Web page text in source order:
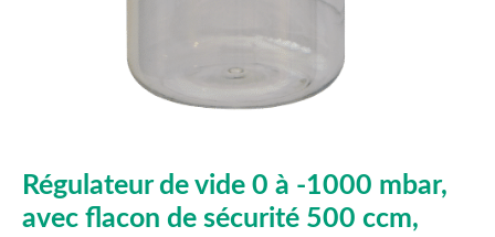
Régulateur de vide 0 à -1000 mbar,
avec flacon de sécurité 500 ccm,